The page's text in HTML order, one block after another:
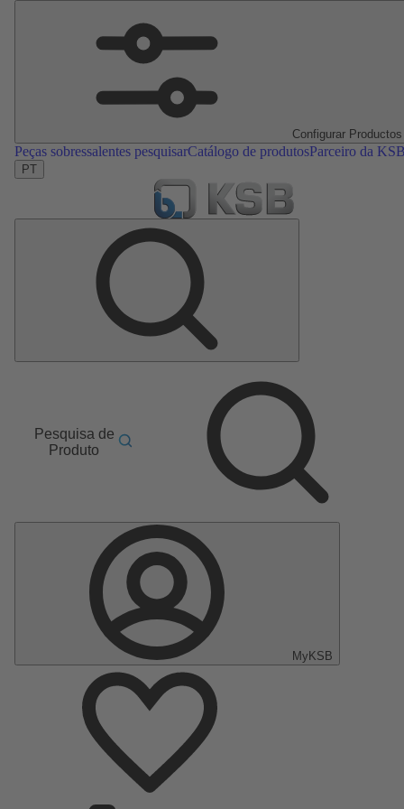
Configurar Productos
Peças sobressalentes pesquisarCatálogo de produtosParceiro da
PT
Pesquisa de
Produto
MyKSB